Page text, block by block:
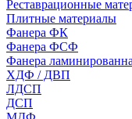
Реставрационные
Плитные материалы
Фанера ФК
Фанера ФСФ
Фанера
ХДФ / ДВП
ЛДСП
ДСП